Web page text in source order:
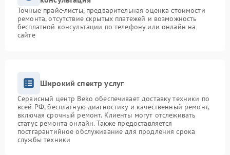
Точные прайс-листы, предварительная оценка стоимости
ремонта, отсутствие скрытых платежей и возможность
бесплатной консультации по телефону или онлайн на
сайте
Широкий спектр услуг
Сервисный центр Beko обеспечивает доставку техники по
всей РФ, бесплатную диагностику и качественный ремонт,
включая срочный ремонт. Клиенты могут отслеживать
статус ремонта онлайн. Также предоставляется
постгарантийное обслуживание для продления срока
службы техники